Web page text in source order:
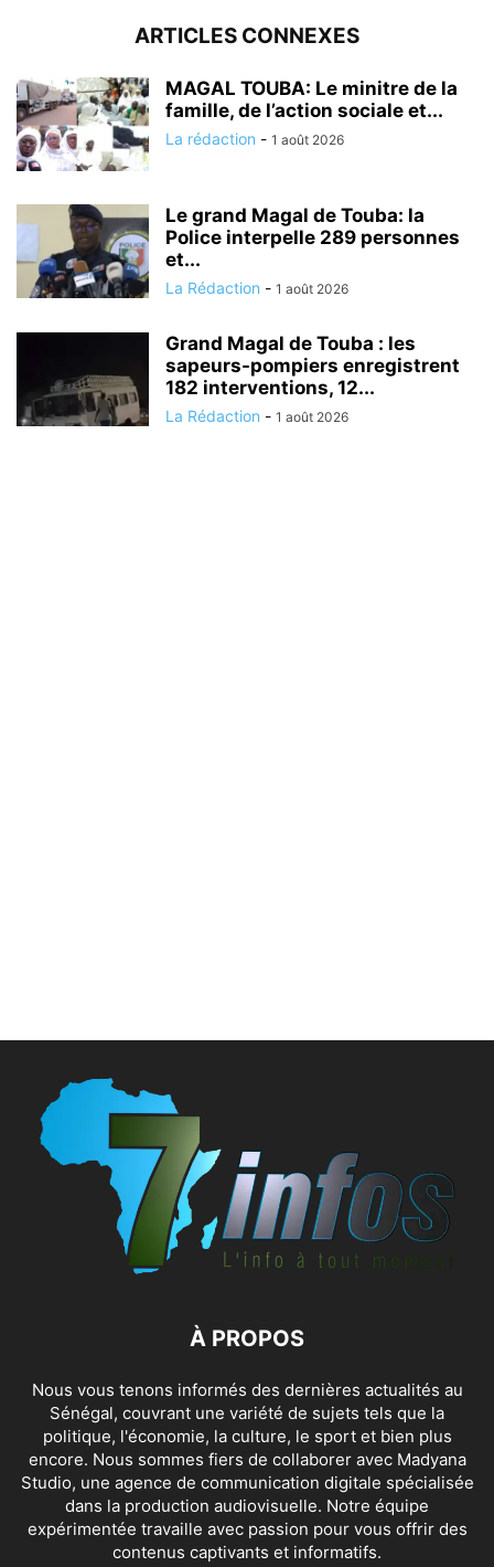
ARTICLES CONNEXES
MAGAL TOUBA: Le minitre de la
famille, de l’action sociale et...
La rédaction - 1 août 2026
Le grand Magal de Touba: la
Police interpelle 289 personnes
et...
La Rédaction - 1 août 2026
Grand Magal de Touba : les
sapeurs-pompiers enregistrent
182 interventions, 12...
La Rédaction - 1 août 2026
À PROPOS
Nous vous tenons informés des dernières actualités au
Sénégal, couvrant une variété de sujets tels que la
politique, l'économie, la culture, le sport et bien plus
encore. Nous sommes fiers de collaborer avec Madyana
Studio, une agence de communication digitale spécialisée
dans la production audiovisuelle. Notre équipe
expérimentée travaille avec passion pour vous offrir des
contenus captivants et informatifs.